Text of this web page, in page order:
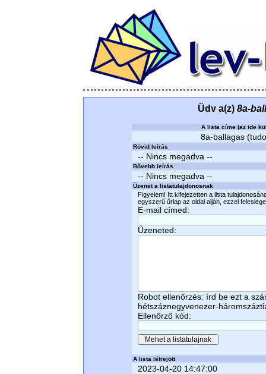
Üdv a(z) 8a-
A lista címe (az ide
8a-ballagas
Rövid leírás
-- Nincs megadva --
Bővebb leírás
-- Nincs megadva --
Üzenet a listatulajdonosnak
Figyelem! Itt kifejezetten a lista
egyszerű űrlap az oldal alján, ezzel
E-mail címed:
Üzeneted:
Robot ellenőrzés: írd be ezt a
hétszáznegyvenezer-
Ellenőrző kód:
A lista létrejött
2023-04-20 14:47:00